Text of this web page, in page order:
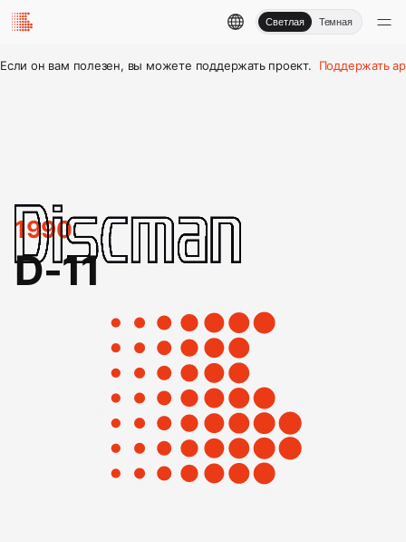
Светлая Темная
Если он вам полезен, вы можете поддержать проект. Поддержать
1990
D-11